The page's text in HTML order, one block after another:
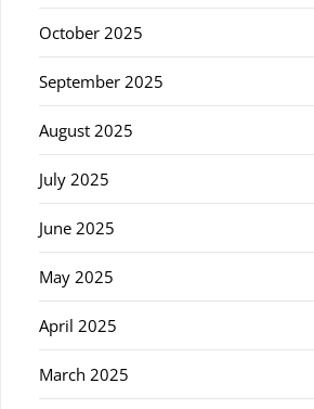
October 2025
September 2025
August 2025
July 2025
June 2025
May 2025
April 2025
March 2025